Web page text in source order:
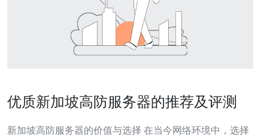
优质新加坡高防服务器的推荐及评测
新加坡高防服务器的价值与选择 在当今网络环境中，选择